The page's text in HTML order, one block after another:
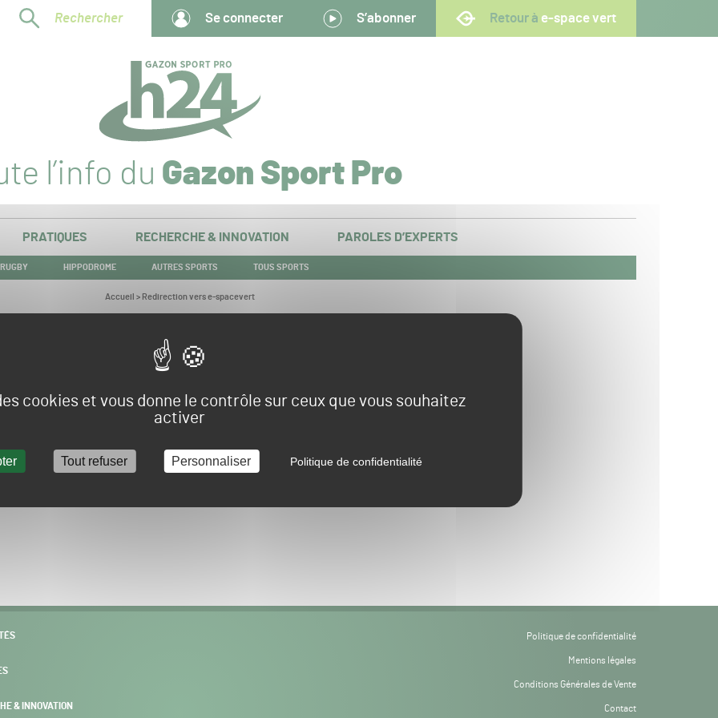
cookies et vous donne le contrôle sur ceux que vous souhaitez
activer
Tout refuser Personnaliser Politique de confidentialité
Rechercher Se connecter S’abonner Retour à e-space vert
l’info du Gazon Sport Pro
PRATIQUES RECHERCHE & INNOVATION PAROLES D’EXPERTS
RUGBY HIPPODROME AUTRES SPORTS TOUS SPORTS
Vous
Accueil > Redirection vers e-spacevert
Redirection vers e-spacevert
POURSUIVRE VERS E-SPACEVERT BY SALONVERT
& INNOVATION
Politique de confidentialité
Mentions légales
Conditions Générales de Vente
Contact